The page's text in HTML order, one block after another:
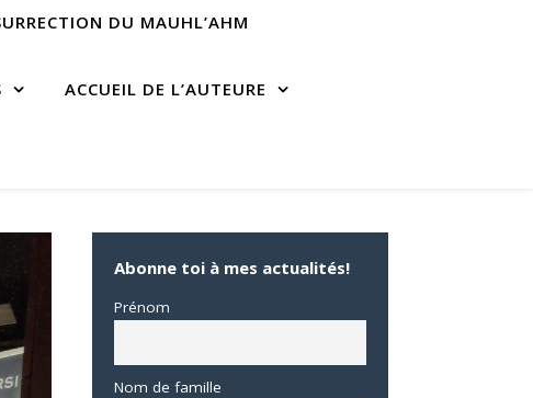
DU MAUHL’AHM
ACCUEIL DE L’AUTEURE
Abonne toi à mes actualités!
Prénom
Nom de famille